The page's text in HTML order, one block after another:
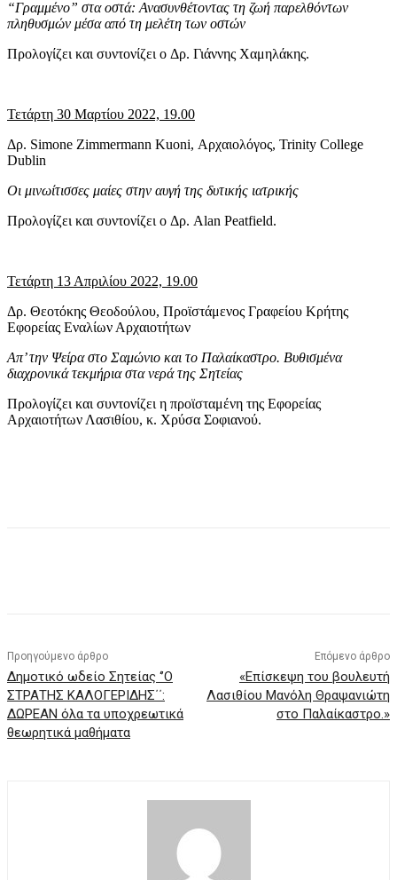
“Γραμμένο” στα οστά: Ανασυνθέτοντας τη ζωή παρελθόντων
πληθυσμών μέσα από τη μελέτη των οστών
Προλογίζει και συντονίζει o Δρ. Γιάννης Χαμηλάκης.
Τετάρτη 30 Μαρτίου 2022, 19.00
Δρ. Simone Zimmermann Kuoni, Αρχαιολόγος, Trinity College
Dublin
Οι μινωίτισσες μαίες στην αυγή της δυτικής ιατρικής
Προλογίζει και συντονίζει o Δρ. Alan Peatfield.
Τετάρτη 13 Απριλίου 2022, 19.00
Δρ. Θεοτόκης Θεοδούλου, Προϊστάμενος Γραφείου Κρήτης
Εφορείας Εναλίων Αρχαιοτήτων
Απ’ την Ψείρα στο Σαμώνιο και το Παλαίκαστρο. Βυθισμένα
διαχρονικά τεκμήρια στα νερά της Σητείας
Προλογίζει και συντονίζει η προϊσταμένη της Εφορείας
Αρχαιοτήτων Λασιθίου, κ. Χρύσα Σοφιανού.
Προηγούμενο άρθρο
Δημοτικό ωδείο Σητείας ‘’Ο
ΣΤΡΑΤΗΣ ΚΑΛΟΓΕΡΙΔΗΣ΄΄:
ΔΩΡΕΑΝ όλα τα υποχρεωτικά
θεωρητικά μαθήματα
Επόμενο άρθρο
«Επίσκεψη του βουλευτή
Λασιθίου Μανόλη Θραψανιώτη
στο Παλαίκαστρο.»